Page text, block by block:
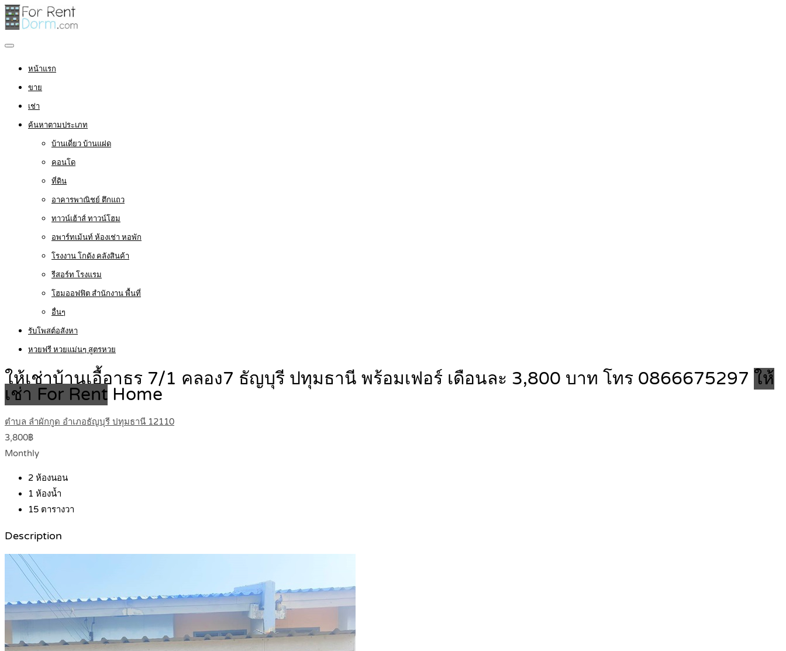
หน้าแรก
ขาย
เช่า
ค้นหาตามประเภท
บ้านเดี่ยว บ้านแฝด
คอนโด
ที่ดิน
อาคารพาณิชย์ ตึกแถว
ทาวน์เฮ้าส์ ทาวน์โฮม
อพาร์ทเม้นท์ ห้องเช่า หอพัก
โรงงาน โกดัง คลังสินค้า
รีสอร์ท โรงแรม
โฮมออฟฟิต สำนักงาน พื้นที่
อื่นๆ
รับโพสต์อสังหา
หวยฟรี หวยแม่นๆ สูตรหวย
ให้เช่าบ้านเอื้อาธร 7/1 คลอง7 ธัญบุรี ปทุมธานี พร้อมเฟอร์ เดือนละ 3,800 บาท โทร 0866675297 ให้
เช่า For Rent Home
ตำบล ลำผักกูด อำเภอธัญบุรี ปทุมธานี 12110
3,800฿
Monthly
2 ห้องนอน
1 ห้องน้ำ
15 ตารางวา
Description